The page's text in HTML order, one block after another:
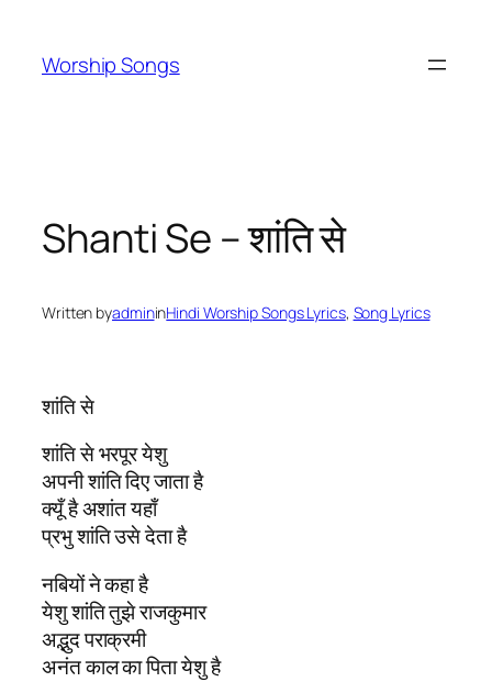
content
Worship Songs
Shanti Se – शांति से
Written byadmininHindi Worship Songs Lyrics, Song Lyrics
शांति से
शांति से भरपूर येशु
अपनी शांति दिए जाता है
क्यूँ है अशांत यहाँ
प्रभु शांति उसे देता है
नबियों ने कहा है
येशु शांति तुझे राजकुमार
अद्भुद पराक्रमी
अनंत काल का पिता येशु है